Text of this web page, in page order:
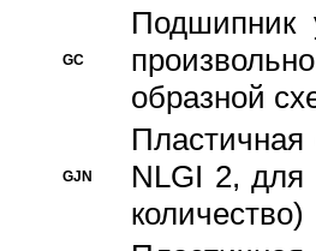
GC
Подшипник
образной
GJN
Пластичная
NLGI 2, для
количество)